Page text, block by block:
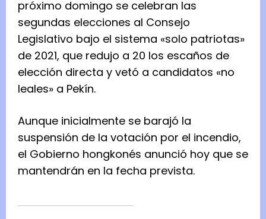
próximo domingo se celebran las
segundas elecciones al Consejo
Legislativo bajo el sistema «solo patriotas»
de 2021, que redujo a 20 los escaños de
elección directa y vetó a candidatos «no
leales» a Pekín.
Aunque inicialmente se barajó la
suspensión de la votación por el incendio,
el Gobierno hongkonés anunció hoy que se
mantendrán en la fecha prevista.